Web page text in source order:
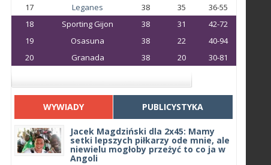
17
Leganes 38 35
36-55
18
Sporting Gijon 38 31
42-72
19
Osasuna 38 22
40-94
20
Granada 38 20 30-81
WYWIADY PUBLICYSTYKA
Jacek Magdziński dla 2x45: Mamy
setki lepszych piłkarzy ode mnie, ale
niewielu mogłoby przeżyć to co ja w
Angoli